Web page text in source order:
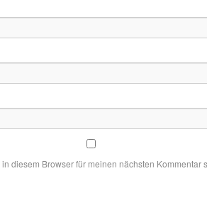
diesem Browser für meinen nächsten Kommentar